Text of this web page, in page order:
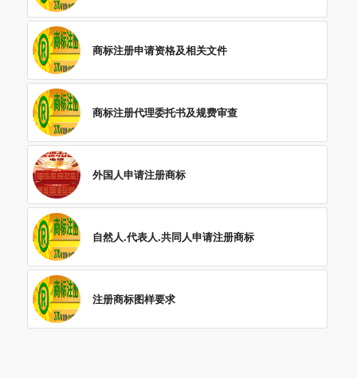
商标注册申请资格及相关文件
商标注册代理委托书及规费审查
外国人申请注册商标
自然人.代表人.共同人申请注册商标
注册商标图样要求